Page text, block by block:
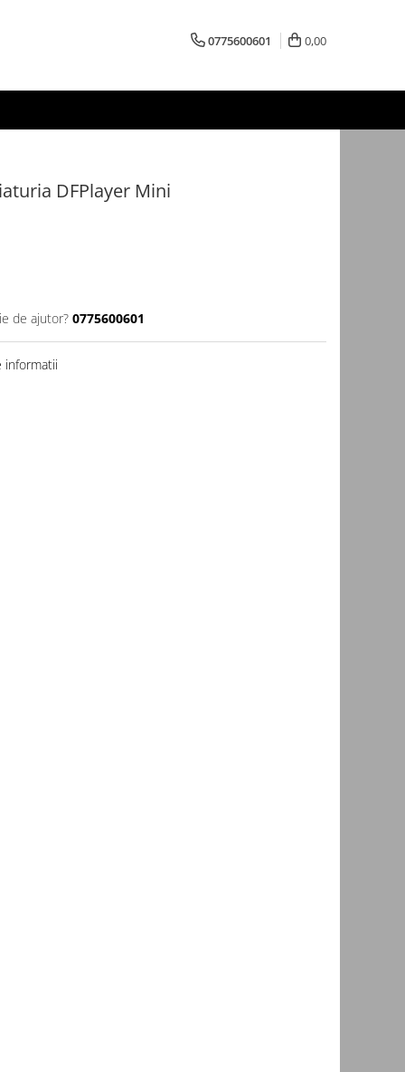
0775600601 0,00
DFPlayer Mini
de ajutor? 0775600601
informatii